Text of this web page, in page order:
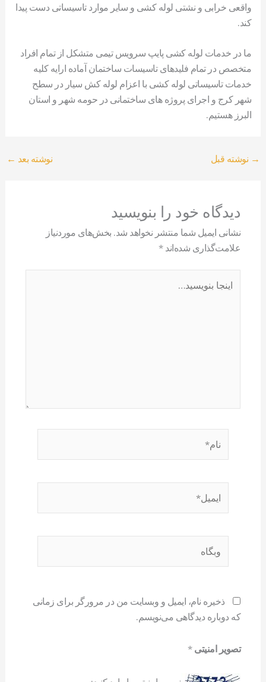
واقعی خرابی و نشتی لوله کشی و سایر موارد تاسیساتی دست پیدا
کند.
ما در خدمات لوله کشی پایپ سرویس تیمی متشکل از تمام افراد
متخصص در تمام فلیدهای تاسیسات ساختمان آماده ارایه کلیه
خدمات تاسیساتی لوله کشی با اعزام لوله کش سیار در سطح
شهر کرج و اجرای پروژه های ساختمانی در حومه شهر و استان
البرز هستیم.
→ نوشته قبل نوشته بعد ←
دیدگاه‌ خود را بنویسید
نشانی ایمیل شما منتشر نخواهد شد. بخش‌های موردنیاز
علامت‌گذاری شده‌اند*
بنویسید…
ذخیره نام، ایمیل و وبسایت من در مرورگر برای زمانی
که دوباره دیدگاهی می‌نویسم.
تصویر امنیتی*